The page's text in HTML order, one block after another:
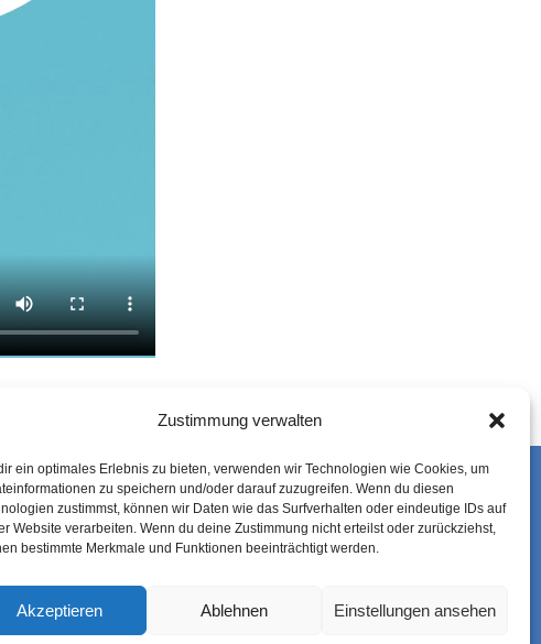
Zustimmung verwalten
ein optimales Erlebnis zu bieten, verwenden wir Technologien wie Cookies, um
zu speichern und/oder darauf zuzugreifen. Wenn du diesen
zustimmst, können wir Daten wie das Surfverhalten oder eindeutige IDs auf
Website verarbeiten. Wenn du deine Zustimmung nicht erteilst oder zurückziehst,
bestimmte Merkmale und Funktionen beeinträchtigt werden.
Akzeptieren Ablehnen Einstellungen ansehen
IM
IM
DATENSCHUTZ